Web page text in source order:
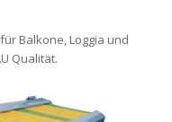
Balkone, Loggia und
Qualität.